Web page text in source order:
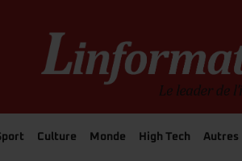
Culture Monde High Tech Autres